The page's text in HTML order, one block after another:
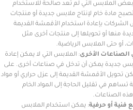
التي لم تعد صالحة للاستخدام
خام لإنتاج ملابس جديدة أو منتجات
استخدام الأقمشة القديمة
تحويلها إلى منتجات أخرى مثل
الملابس الرياضية.
الأخرى: الملابس التي لا يمكن إعادة
يمكن أن تدخل في صناعات أخرى. على
القديمة إلى عزل حراري أو مواد
تقليل الحاجة إلى المواد الخام
حرفية: يمكن استخدام الملابس